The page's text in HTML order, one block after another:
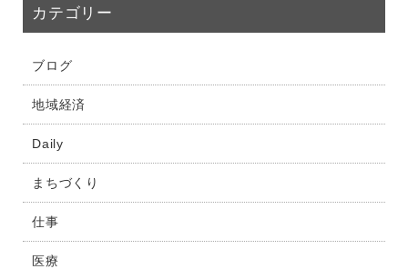
カテゴリー
ブログ
地域経済
Daily
まちづくり
仕事
医療